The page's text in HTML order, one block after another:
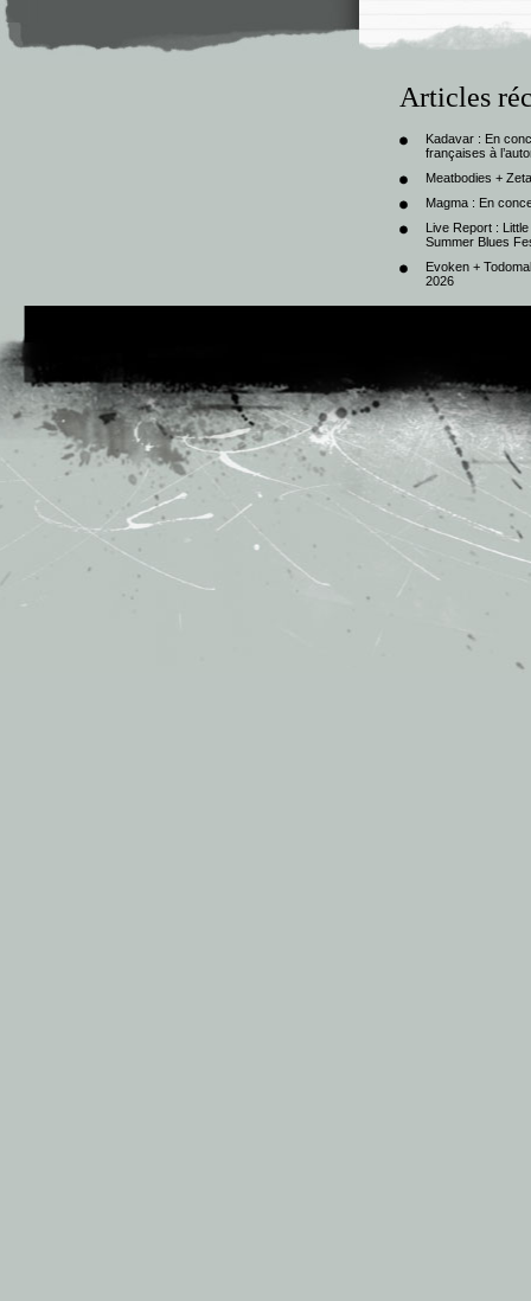
Articles
Kadavar : En
françaises à
Meatbodies +
Magma : En
Live Report :
Summer Blues
Evoken +
2026